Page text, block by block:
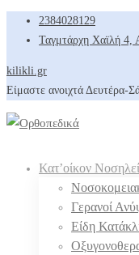
2384028129
Ταγμτάρχη Χαϊλή 4,
kilikli.gr
Είμαστε ανοιχτά Δευτέρα-
Κατ’οίκον
Γερανοί
Είδη